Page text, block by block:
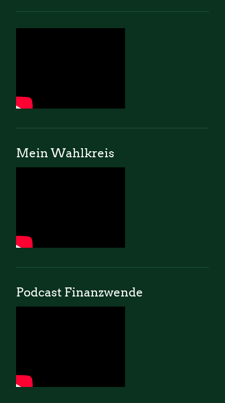
Mein Wahlkreis
Podcast Finanzwende